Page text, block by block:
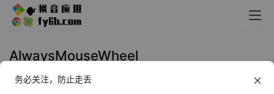
AlwaysMouseWheel
Windows AlwaysMouseWheel 鼠
务必关注，防止走丢